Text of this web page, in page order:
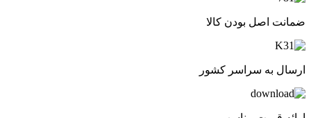
ضمانت اصل بودن کالا
ارسال به سراسر کشور